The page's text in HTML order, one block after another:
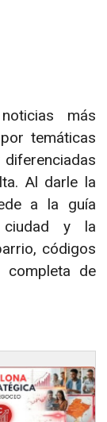
más
temáticas
Al darle la
a la guía
ciudad y la
códigos
de